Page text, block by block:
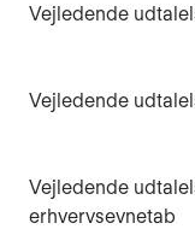
Vejledende
Vejledende
Vejledende
erhvervsevnetab